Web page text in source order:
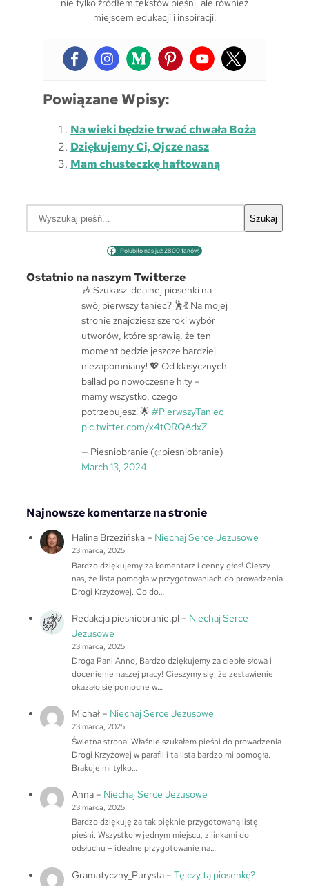
nie tylko źródłem tekstów pieśni, ale również
miejscem edukacji i inspiracji.
Powiązane Wpisy:
Na wieki będzie trwać chwała Boża
Dziękujemy Ci, Ojcze nasz
Mam chusteczkę haftowaną
a
Szukaj
Polubiło nas już 2800 fanów!
Ostatnio na naszym Twitterze
🎶 Szukasz idealnej piosenki na
swój pierwszy taniec? 🕺💃 Na mojej
stronie znajdziesz szeroki wybór
utworów, które sprawią, że ten
moment będzie jeszcze bardziej
niezapomniany! 💖 Od klasycznych
ballad po nowoczesne hity –
mamy wszystko, czego
potrzebujesz! 🌟 #PierwszyTaniec
pic.twitter.com/x4tORQAdxZ
— Piesniobranie (@piesniobranie)
March 13, 2024
Najnowsze komentarze na stronie
Halina Brzezińska– Niechaj Serce Jezusowe
23 marca, 2025
Bardzo dziękujemy za komentarz i cenny głos! Cieszy
nas, że lista pomogła w przygotowaniach do prowadzenia
Drogi Krzyżowej. Co do…
Redakcja piesniobranie.pl – Niechaj Serce
Jezusowe
23 marca, 2025
Droga Pani Anno, Bardzo dziękujemy za ciepłe słowa i
docenienie naszej pracy! Cieszymy się, że zestawienie
okazało się pomocne w…
Michał– Niechaj Serce Jezusowe
23 marca, 2025
Świetna strona! Właśnie szukałem pieśni do prowadzenia
Drogi Krzyżowej w parafii i ta lista bardzo mi pomogła.
Brakuje mi tylko…
Anna– Niechaj Serce Jezusowe
23 marca, 2025
Bardzo dziękuję za tak pięknie przygotowaną listę
pieśni. Wszystko w jednym miejscu, z linkami do
odsłuchu – idealne przygotowanie na…
Gramatyczny_Purysta– Tę czy tą piosenkę?